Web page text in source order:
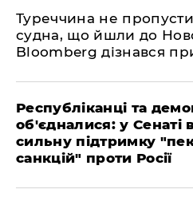
Туреччина не
судна, що йшли до
Bloomberg дізнався
Республіканці та
об'єдналися: у Сенаті
сильну підтримку
санкцій" проти Росії